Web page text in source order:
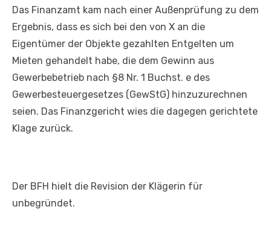
Das Finanzamt kam nach einer Außenprüfung zu dem
Ergebnis, dass es sich bei den von X an die
Eigentümer der Objekte gezahlten Entgelten um
Mieten gehandelt habe, die dem Gewinn aus
Gewerbebetrieb nach §8 Nr. 1 Buchst. e des
Gewerbesteuergesetzes (GewStG) hinzuzurechnen
seien. Das Finanzgericht wies die dagegen gerichtete
Klage zurück.
Der BFH hielt die Revision der Klägerin für
unbegründet.